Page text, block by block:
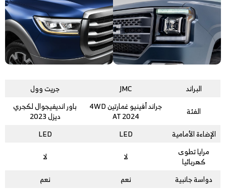
البراند JMC
جريت وول
الفئة
جراند أفينيو غمارتين 4WD
AT 2024
باور انديفيجوال لكجري
ديزل 2023
الإضاءة الأمامية
LED
LED
مرايا تطوى
كهربائيا
لا
لا
دواسة جانبية
نعم
نعم